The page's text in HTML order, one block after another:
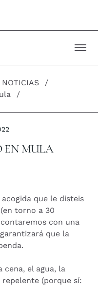
NOTICIAS
EN MULA
que le disteis
torno a 30
con una
que la
cena, el agua, la
(porque sí: